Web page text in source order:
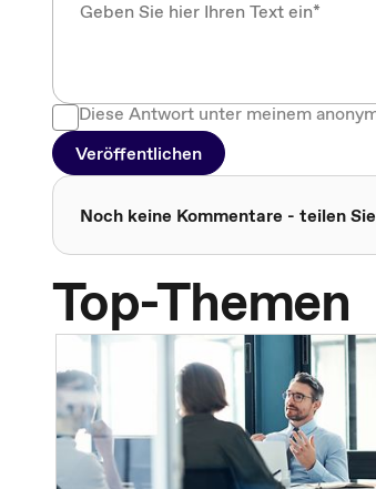
Diese Antwort unter meinem
Veröffentlichen
Noch keine Kommentare - teilen
Top-Themen